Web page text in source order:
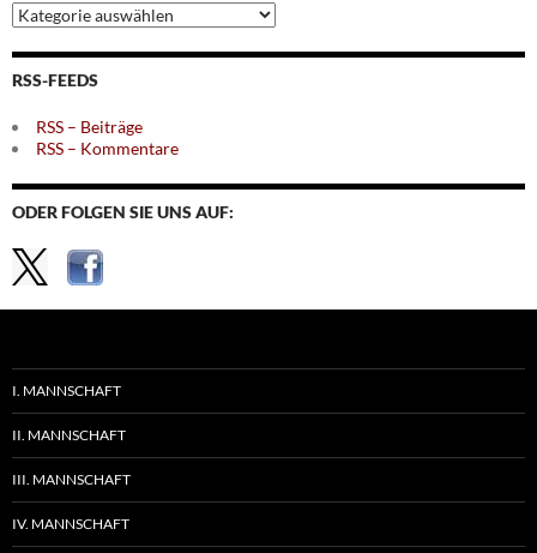
Archiv
nach
Themen
RSS-FEEDS
RSS – Beiträge
RSS – Kommentare
ODER FOLGEN SIE UNS AUF:
I. MANNSCHAFT
II. MANNSCHAFT
III. MANNSCHAFT
IV. MANNSCHAFT